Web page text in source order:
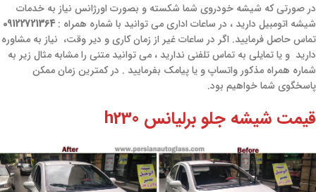
در صورتی که شیشه خودروی شما شکسته و بصورت اورژانس نیاز به خدمات
شیشه اتومبیل دارید ، در ساعات اداری می توانید با شماره همراه :09122721364
تماس حاصل فرمایید. اگر در ساعات غیر از زمان کاری و دیر وقت، نیاز به مشاوره
دارید و یا تمایلی به تماس تلفنی ندارید ، می توانید متنی را مشابه مثال زیر به
شماره همراه مذکور واتساپ و یا پیامک بفرمایید . در کمترین زمان ممکن
پاسخگوی شما خواهیم بود.
قیمت شیشه جلو برلیانس h230